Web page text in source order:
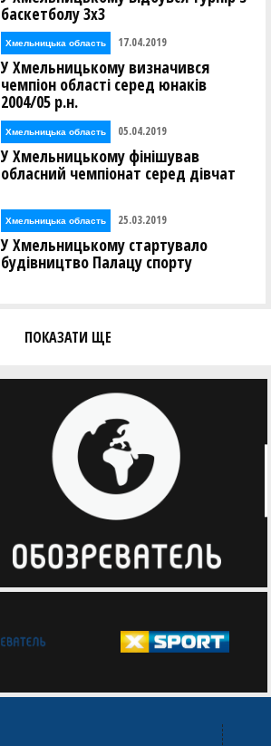
баскетболу 3х3
Хмельницька область 17.04.2019
У Хмельницькому визначився
чемпіон області серед юнаків
2004/05 р.н.
Хмельницька область 05.04.2019
У Хмельницькому фінішував
обласний чемпіонат серед дівчат
Хмельницька область 25.03.2019
У Хмельницькому стартувало
будівництво Палацу спорту
ПОКАЗАТИ ЩЕ